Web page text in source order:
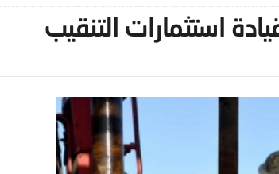
استثمارات التنقيب